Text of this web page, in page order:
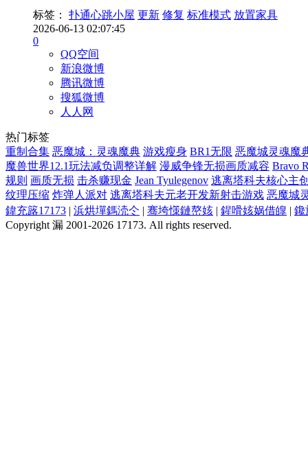
标签： 扑通心跳小屋 更新 修复 标准模式 放置家具
2026-06-13 02:07:45
0
QQ空间
新浪微博
腾讯微博
搜狐微博
人人网
热门标签
重制合集 恶魔城：灵魂魔典 游戏瘦身 BR1无限 恶魔城灵魂魔
魔兽世界12.1玩法减负调整详解 漫威争锋无损画质减容 Bravo
规则 画质无损 击杀赚现金 Jean Tyulegenov 逃离塔科夫核心主
纹理压缩 炸弹人派对 逃离塔科夫元老开发新射击游戏 恶魔城
鍏充簬17173 | 浜烘墠鎷涜仒 | 骞垮憡鏈嶅姟 | 鍟嗗姟娲借皥 | 鑱
Copyright 漏 2001-2026 17173. All rights reserved.